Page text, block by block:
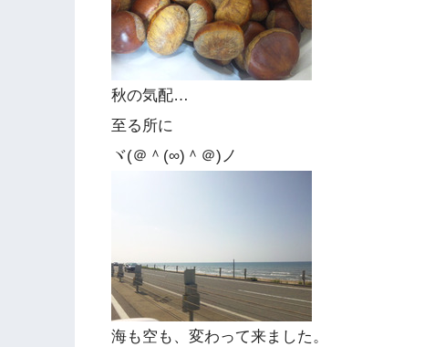
秋の気配…
至る所に
ヾ(＠＾(∞)＾＠)ノ
海も空も、変わって来ました。